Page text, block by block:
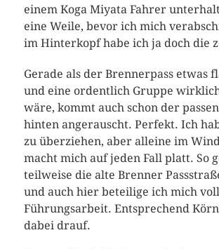
einem Koga Miyata Fahrer
eine Weile, bevor ich mich
im Hinterkopf habe ich ja doch die
Gerade als der Brennerpass etwas
und eine ordentlich Gruppe
wäre, kommt auch schon der
hinten angerauscht. Perfekt. Ich
zu überziehen, aber alleine im
macht mich auf jeden Fall platt. So
teilweise die alte Brenner
und auch hier beteilige ich mich
Führungsarbeit. Entsprechend
dabei drauf.